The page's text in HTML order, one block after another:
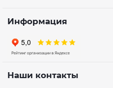
Информация
Наши контакты